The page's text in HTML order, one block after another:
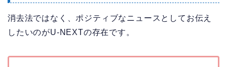
消去法ではなく、ポジティブなニュースとしてお伝え
したいのがU-NEXTの存在です。